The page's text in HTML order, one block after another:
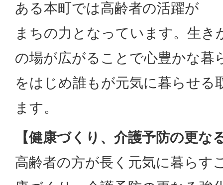
ある本町では高齢者の活躍が
まちの力となっています。生き
の場が広がることで心豊かな暮
をはじめ誰もが元気に暮らせる
ます。
【健康づくり、介護予防の更な
高齢者の方が長く元気に暮らす